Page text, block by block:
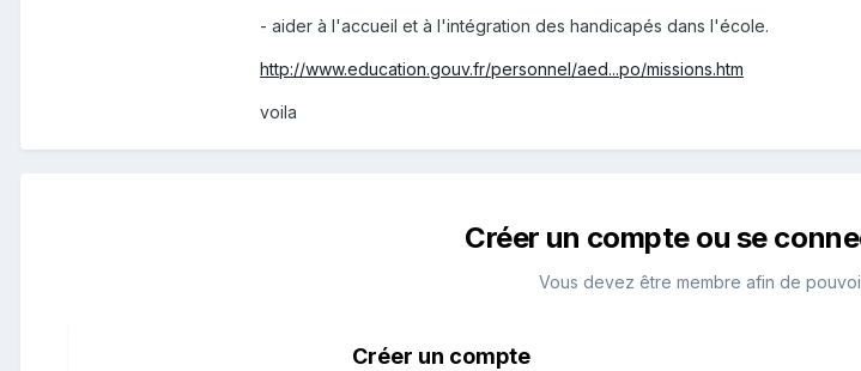
- aider à l'accueil et à l'intégration des handicapés dans l'école.
http://www.education.gouv.fr/personnel/aed...po/missions.htm
voila
Créer un compte ou se
Vous devez être membre afin de
Créer un compte